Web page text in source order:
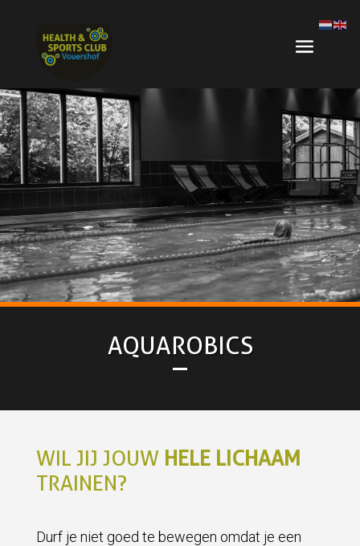
AQUAROBICS
WIL JIJ JOUW HELE LICHAAM
TRAINEN?
Durf je niet goed te bewegen omdat je een